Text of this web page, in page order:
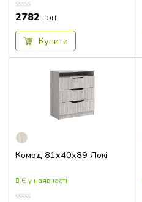
Оцінка
0.00
з
2782 грн
Купити
Комод 81x40x89 Локі
Є у наявності